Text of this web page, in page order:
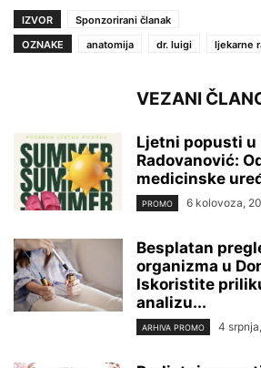
IZVOR
Sponzorirani članak
OZNAKE
anatomija dr. luigi ljekarne
VEZANI
Ljetni popusti u
Radovanović:
medicinske
PROMO 6 kolovoza,
Besplatan
organizma u
Iskoristite
analizu...
ARHIVA PROMO 4